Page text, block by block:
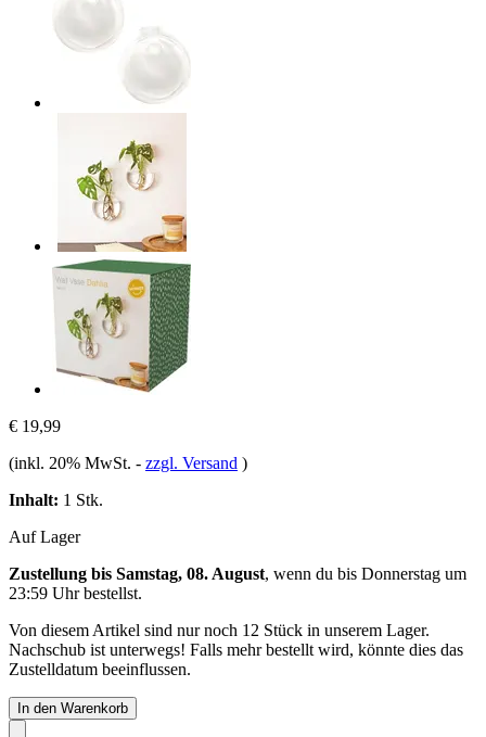
€ 19,99
(inkl. 20% MwSt. - zzgl. Versand )
Inhalt: 1 Stk.
Auf Lager
Zustellung bis Samstag, 08. August, wenn du bis Donnerstag um
23:59 Uhrbestellst.
Von diesem Artikel sind nur noch 12 Stück in unserem Lager.
Nachschub ist unterwegs! Falls mehr bestellt wird, könnte dies das
Zustelldatum beeinflussen.
In den Warenkorb